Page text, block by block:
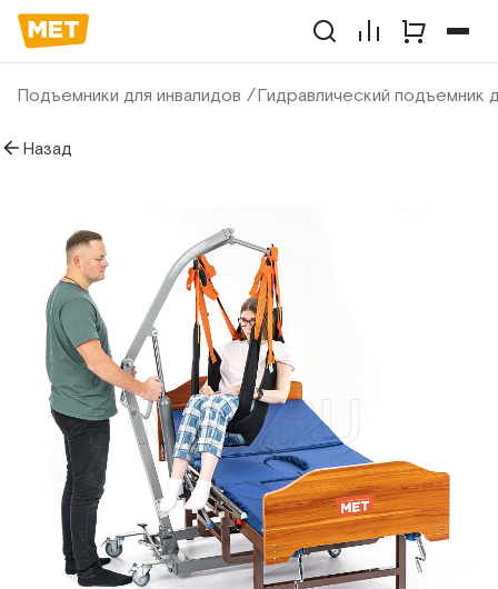
Подъемники для инвалидов Гидравлический подъемник
Назад